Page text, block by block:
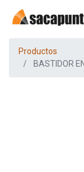
Productos
BASTIDOR